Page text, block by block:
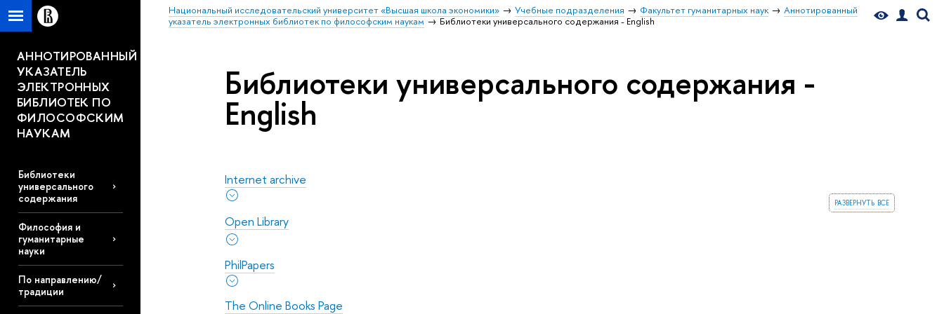
Национальный исследовательский университет «Высшая школа экономики» Учебные подразделения Факультет гуманитарных наук
Аннотированный
указатель электронных библиотек по философским наукам
Библиотеки универсального содержания - English
АННОТИРОВАННЫЙ
УКАЗАТЕЛЬ
ЭЛЕКТРОННЫХ
БИБЛИОТЕК ПО
ФИЛОСОФСКИМ
НАУКАМ
Библиотеки
универсального
содержания
Философия и
гуманитарные
науки
По направлению/
традиции
Библиотеки универсального содержания -
English
Internet archive
развернуть все
Open Library
PhilPapers
The Online Books Page